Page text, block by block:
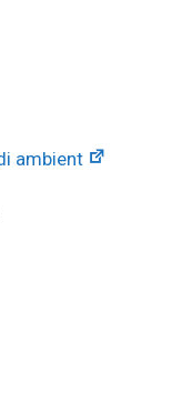
ambient